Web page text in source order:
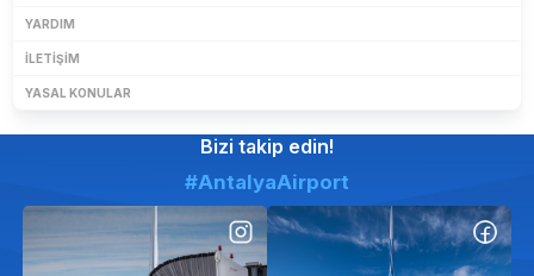
YARDIM
İLETIŞIM
YASAL KONULAR
Bizi takip edin!
#AntalyaAirport